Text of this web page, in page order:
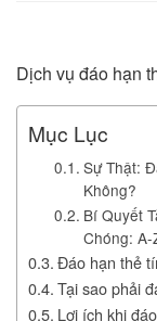
Dịch vụ đáo hạn
Mục Lục
Sự Thật:
Không?
Bí Quyết
Chóng: A-
Đáo hạn thẻ
Tại sao phải
Lợi ích khi